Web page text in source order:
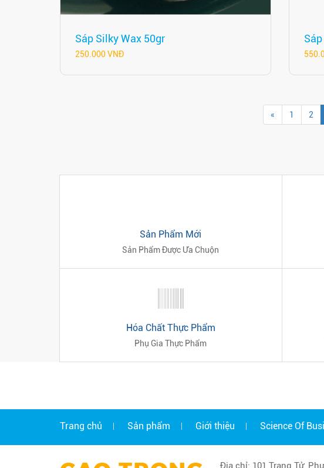
Sáp Silky Wax 50gr
250.000 VNĐ
« 1 2
Sản Phẩm Mới
Sản Phẩm Được Ưa Chuộn
Hóa Chất Thực Phẩm
Phụ Gia Thực Phẩm
Trang chủ Sản phẩm Giới thiệu Science Of
Địa chỉ: 101 Trang Tử,